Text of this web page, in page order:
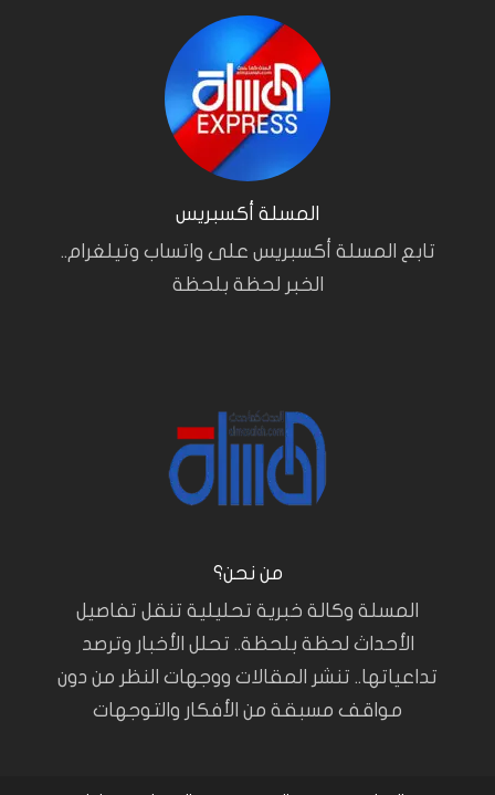
المسلة أكسبريس
تابع المسلة أكسبريس على واتساب وتيلغرام..
الخبر لحظة بلحظة
من نحن؟
المسلة وكالة خبرية تحليلية تنقل تفاصيل
الأحداث لحظة بلحظة.. تحلل الأخبار وترصد
تداعياتها.. تنشر المقالات ووجهات النظر من دون
مواقف مسبقة من الأفكار والتوجهات